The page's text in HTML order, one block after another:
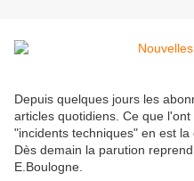
Depuis quelques jours les
articles quotidiens. Ce que
"incidents techniques" en est la
Dès demain la parution
E.Boulogne.